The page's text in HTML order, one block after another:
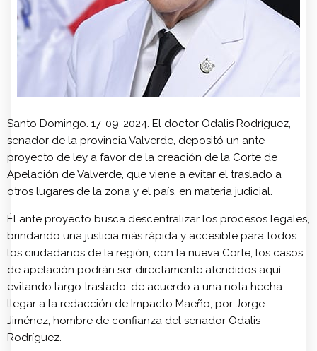
Santo Domingo. 17-09-2024. El doctor Odalis Rodríguez,
senador de la provincia Valverde, depositó un ante
proyecto de ley a favor de la creación de la Corte de
Apelación de Valverde, que viene a evitar el traslado a
otros lugares de la zona y el país, en materia judicial.
Él ante proyecto busca descentralizar los procesos legales,
brindando una justicia más rápida y accesible para todos
los ciudadanos de la región, con la nueva Corte, los casos
de apelación podrán ser directamente atendidos aquí,,
evitando largo traslado, de acuerdo a una nota hecha
llegar a la redacción de Impacto Maeño, por Jorge
Jiménez, hombre de confianza del senador Odalis
Rodríguez.